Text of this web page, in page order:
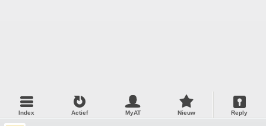
Index Actief MyAT Nieuw Reply